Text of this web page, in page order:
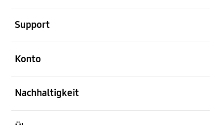
Support
Konto
Nachhaltigkeit